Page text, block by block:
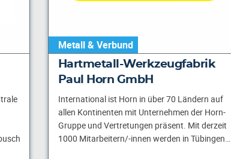
Metall & Verbund
Hartmetall-Werkzeugfabrik
Paul Horn GmbH
International ist Horn in über 70 Ländern auf
allen Kontinenten mit Unternehmen der Horn-
Gruppe und Vertretungen präsent. Mit derzeit
1000 Mitarbeitern/-innen werden in Tübingen…